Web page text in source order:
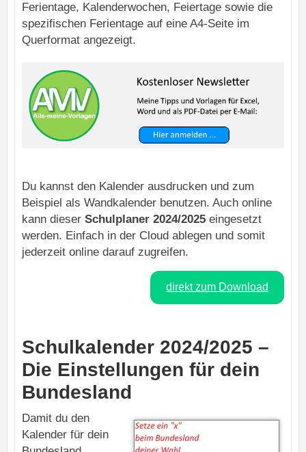
Ferientage, Kalenderwochen, Feiertage sowie die
spezifischen Ferientage auf eine A4-Seite im
Querformat angezeigt.
Du kannst den Kalender ausdrucken und zum
Beispiel als Wandkalender benutzen. Auch online
kann dieser Schulplaner 2024/2025eingesetzt
werden. Einfach in der Cloud ablegen und somit
jederzeit online darauf zugreifen.
direkt zum Download
Schulkalender 2024/2025 –
Die Einstellungen für dein
Bundesland
Damit du den
Kalender für dein